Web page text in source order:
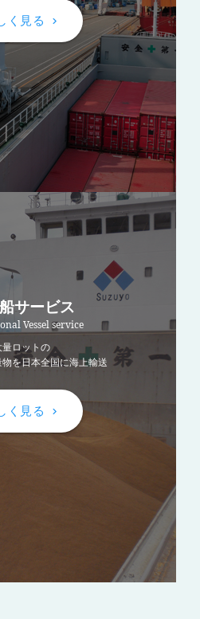
く見る keyboard_arrow_right
サービス
Vessel service
量ロットの
を日本全国に海上輸送
く見る keyboard_arrow_right